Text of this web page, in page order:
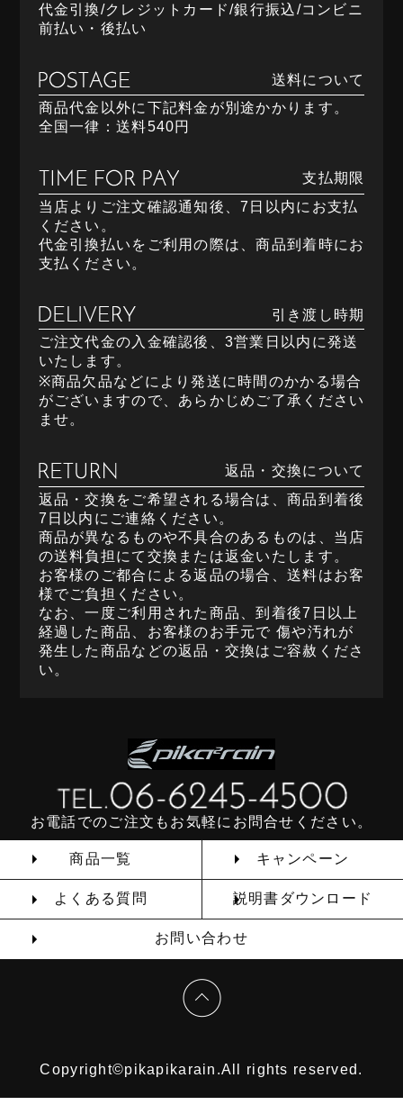
代金引換/クレジットカード/銀行振込/コンビニ
前払い・後払い
送料について
商品代金以外に下記料金が別途かかります。
全国一律：送料540円
支払期限
当店よりご注文確認通知後、7日以内にお支払
ください。
代金引換払いをご利用の際は、商品到着時にお
支払ください。
引き渡し時期
ご注文代金の入金確認後、3営業日以内に発送
いたします。
※商品欠品などにより発送に時間のかかる場合
がございますので、あらかじめご了承ください
ませ。
返品・交換について
返品・交換をご希望される場合は、商品到着後
7日以内にご連絡ください。
商品が異なるものや不具合のあるものは、当店
の送料負担にて交換または返金いたします。
お客様のご都合による返品の場合、送料はお客
様でご負担ください。
なお、一度ご利用された商品、到着後7日以上
経過した商品、お客様のお手元で 傷や汚れが
発生した商品などの返品・交換はご容赦くださ
い。
お電話でのご注文もお気軽にお問合せください。
商品一覧 キャンペーン
よくある質問 説明書ダウンロード
お問い合わせ
Copyright©pikapikarain.All rights reserved.